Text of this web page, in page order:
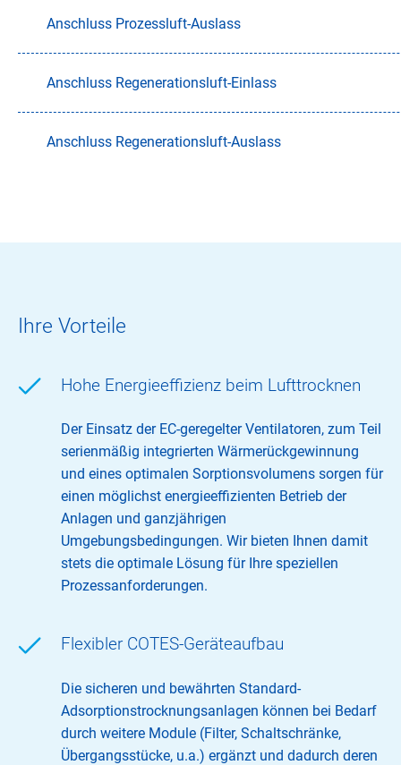
Anschluss Prozessluft-Auslass
Anschluss Regenerationsluft-Einlass
Anschluss Regenerationsluft-Auslass
Ihre Vorteile
Hohe Energieeffizienz beim Lufttrocknen
Der Einsatz der EC-geregelter Ventilatoren, zum Teil
serienmäßig integrierten Wärmerückgewinnung
und eines optimalen Sorptionsvolumens sorgen für
einen möglichst energieeffizienten Betrieb der
Anlagen und ganzjährigen
Umgebungsbedingungen. Wir bieten Ihnen damit
stets die optimale Lösung für Ihre speziellen
Prozessanforderungen.
Flexibler COTES-Geräteaufbau
Die sicheren und bewährten Standard-
Adsorptionstrocknungsanlagen können bei Bedarf
durch weitere Module (Filter, Schaltschränke,
Übergangsstücke, u.a.) ergänzt und dadurch deren